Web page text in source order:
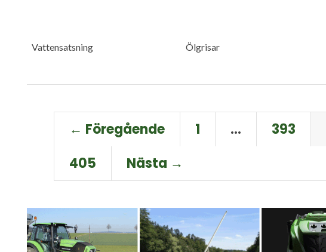
Vattensatsning Ölgrisar
← Föregående 1 … 393
405
Nästa →